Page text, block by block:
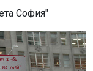
София"